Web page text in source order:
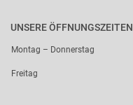
UNSERE ÖFFNUNGSZEITEN
Montag – Donnerstag
Freitag